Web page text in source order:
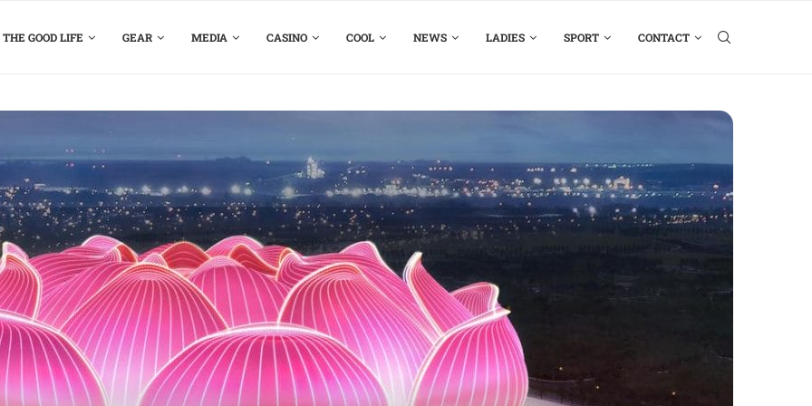
THE GOOD LIFE GEAR MEDIA CASINO COOL NEWS LADIES SPORT CONTACT